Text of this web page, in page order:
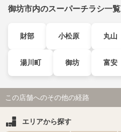
御坊市内のスーパーチラシ一覧
財部 小松原 丸山
湯川町 御坊 富安
この店舗へのその他の経路
エリアから探す